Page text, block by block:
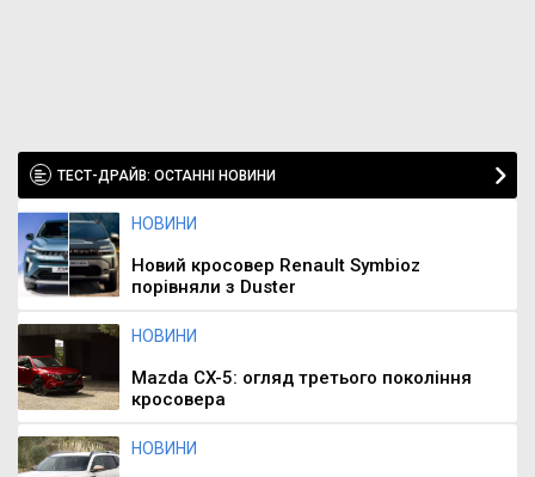
ТЕСТ-ДРАЙВ: ОСТАННІ НОВИНИ
НОВИНИ
Новий кросовер Renault Symbioz
порівняли з Duster
НОВИНИ
Mazda CX-5: огляд третього покоління
кросовера
НОВИНИ